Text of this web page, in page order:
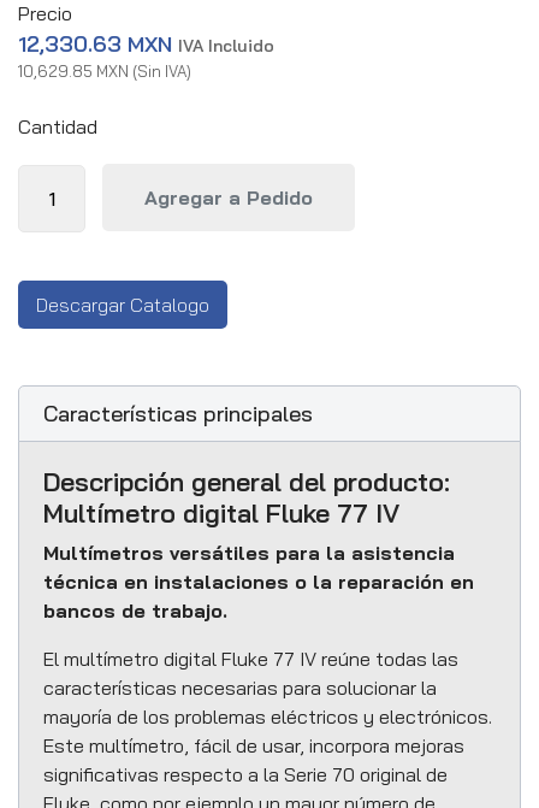
Precio
12,330.63 MXN IVA Incluido
10,629.85 MXN (Sin IVA)
Cantidad
Descargar Catalogo
Características principales
Descripción general del producto:
Multímetro digital Fluke 77 IV
Multímetros versátiles para la asistencia
técnica en instalaciones o la reparación en
bancos de trabajo.
El multímetro digital Fluke 77 IV reúne todas las
características necesarias para solucionar la
mayoría de los problemas eléctricos y electrónicos.
Este multímetro, fácil de usar, incorpora mejoras
significativas respecto a la Serie 70 original de
Fluke, como por ejemplo un mayor número de